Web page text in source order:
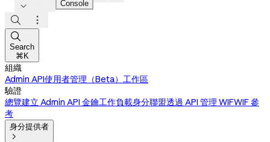
 Console



Search
⌘K
組織
Admin API使用者管理（Beta） 工作區
驗證
總覽建立 Admin API 金鑰工作負載身分聯盟透過 API 管理 WIFWIF 參
考
身分提供者
